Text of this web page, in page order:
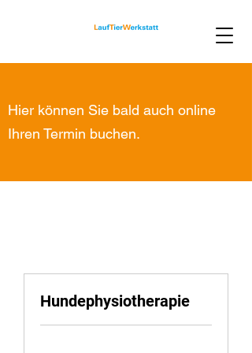
Hier können Sie bald auch online
Ihren Termin buchen.
Hundephysiotherapie